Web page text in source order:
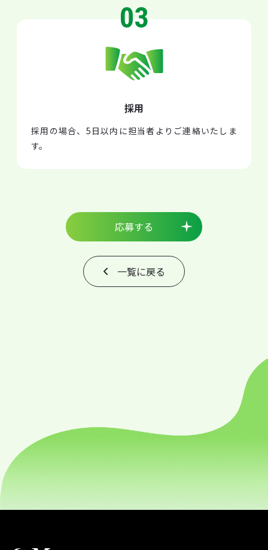
03
採用
採用の場合、5日以内に担当者よりご連絡いたしま
す。
応募する
一覧に戻る